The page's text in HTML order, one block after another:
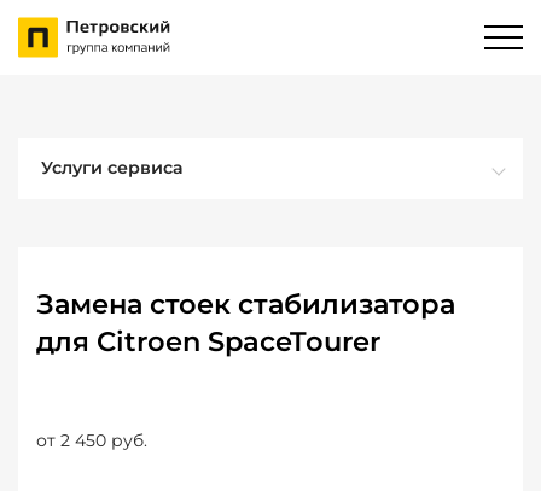
Услуги сервиса
Замена стоек стабилизатора
для Citroen SpaceTourer
от 2 450 руб.